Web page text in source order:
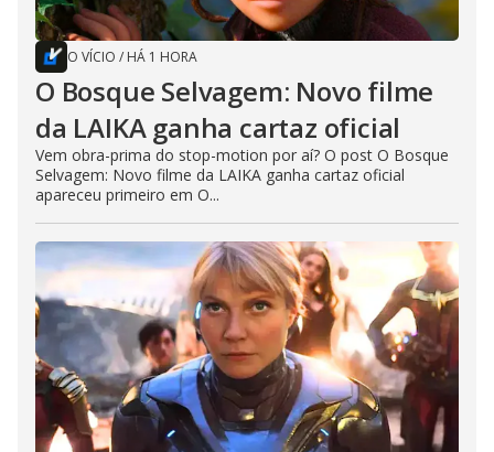
O VÍCIO / HÁ 1 HORA
O Bosque Selvagem: Novo filme
da LAIKA ganha cartaz oficial
Vem obra-prima do stop-motion por aí? O post O Bosque
Selvagem: Novo filme da LAIKA ganha cartaz oficial
apareceu primeiro em O...